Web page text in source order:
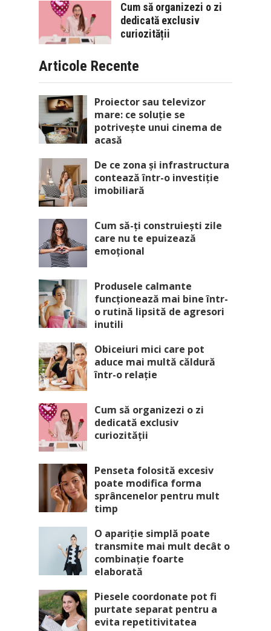
Cum să organizezi o zi
dedicată exclusiv
curiozității
Articole Recente
Proiector sau televizor
mare: ce soluție se
potrivește unui cinema de
acasă
De ce zona și infrastructura
contează într-o investiție
imobiliară
Cum să-ți construiești zile
care nu te epuizează
emoțional
Produsele calmante
funcționează mai bine într-
o rutină lipsită de agresori
inutili
Obiceiuri mici care pot
aduce mai multă căldură
într-o relație
Cum să organizezi o zi
dedicată exclusiv
curiozității
Penseta folosită excesiv
poate modifica forma
sprâncenelor pentru mult
timp
O apariție simplă poate
transmite mai mult decât o
combinație foarte
elaborată
Piesele coordonate pot fi
purtate separat pentru a
evita repetitivitatea